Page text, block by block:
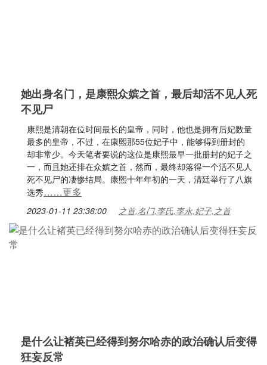
她出身名门，是康熙众嫔之首，最后却活不见人死
不见尸
康熙是清朝在位时间最长的皇帝，同时，他也是拥有后妃数量
最多的皇帝，不过，在康熙那55位妃子中，能够得到册封的
却非常少。今天笔者要说的这位是康熙最早一批册封的妃子之
一，而且她还排在众嫔之首，然而，最终却落得一个活不见人
死不见尸的凄惨结局。康熙十年年初的一天，清廷举行了八旗
选秀……更多
2023-01-11 23:36:00 之首,名门,李氏,李永,妃子,之首
是什么让褚英已经得到努尔哈赤的政治确认后变得
狂妄反常